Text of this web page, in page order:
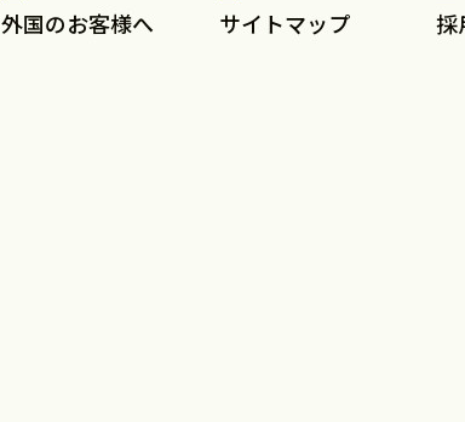
外国のお客様へ サイトマップ 採